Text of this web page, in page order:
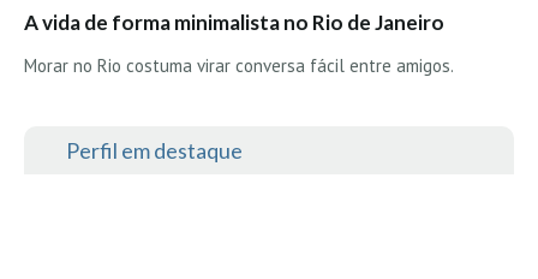
A vida de forma minimalista no Rio de Janeiro
Morar no Rio costuma virar conversa fácil entre amigos.
Perfil em destaque